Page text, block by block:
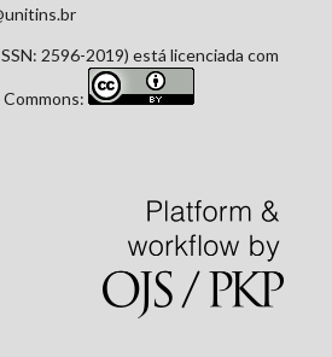
2596-2019) está licenciada com